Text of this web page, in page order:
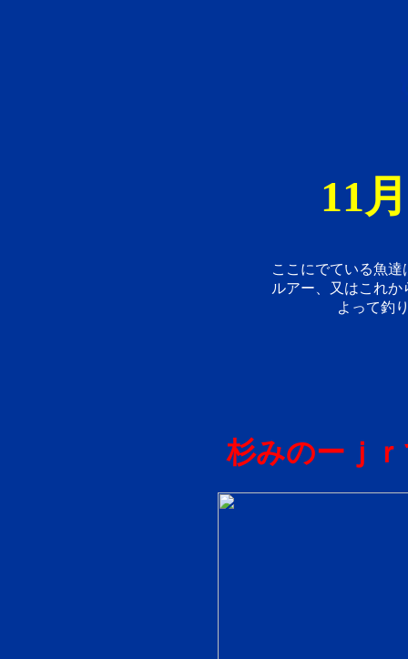
11
ここにでている魚
ルアー、又はこれ
よって釣
杉みのーｊ